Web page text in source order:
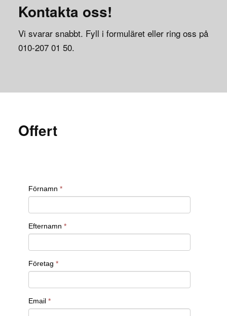
Kontakta oss!
Vi svarar snabbt. Fyll i formuläret eller ring oss på
010-207 01 50.
Offert